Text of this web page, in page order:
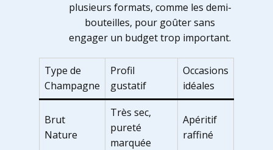
plusieurs formats, comme les demi-
bouteilles, pour goûter sans
engager un budget trop important.
Type de
Champagne
Profil
gustatif
Occasions
idéales
Brut
Nature
Très sec,
pureté
marquée
Apéritif
raffiné